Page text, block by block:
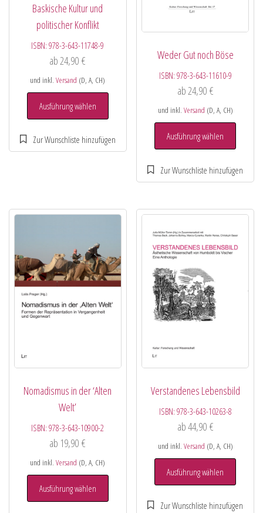
Baskische Kultur und
politischer Konflikt
ISBN:978-3-643-11748-9
ab24,90€
und inkl.Versand (D, A, CH)
Ausführung wählen
Weder Gut noch Böse
ISBN: 978-3-643-11610-9
ab24,90 €
und inkl. Versand (D, A, CH)
Ausführung wählen
Nomadismus in der ‘Alten
Welt’
ISBN:978-3-643-10900-2
ab 19,90€
und inkl.Versand (D, A, CH)
Ausführung wählen
Verstandenes Lebensbild
ISBN: 978-3-643-10263-8
ab44,90 €
und inkl. Versand (D, A, CH)
Ausführung wählen